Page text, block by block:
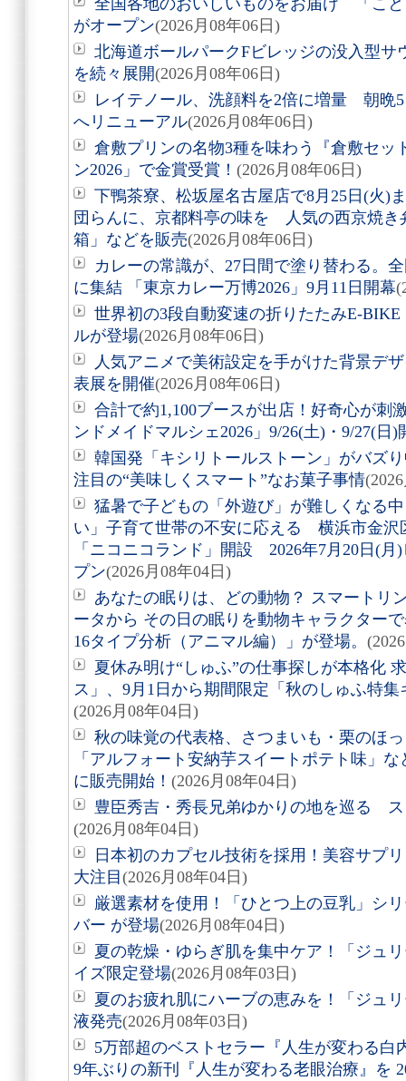
全国各地のおいしいものをお届け 「こ
がオープン(2026月08年06日)
北海道ボールパークFビレッジの没入型サ
を続々展開(2026月08年06日)
レイテノール、洗顔料を2倍に増量 朝晩
へリニューアル(2026月08年06日)
倉敷プリンの名物3種を味わう『倉敷セッ
ン2026」で金賞受賞！ (2026月08年06日)
下鴨茶寮、松坂屋名古屋店で8月25日(火)
団らんに、京都料亭の味を 人気の西京焼き
箱」などを販売(2026月08年06日)
カレーの常識が、27日間で塗り替わる。
に集結 「東京カレー万博2026」9月11日開幕
世界初の3段自動変速の折りたたみE-
ルが登場(2026月08年06日)
人気アニメで美術設定を手がけた背景デ
表展を開催(2026月08年06日)
合計で約1,100ブースが出店！好奇心が
ンドメイドマルシェ2026」9/26(土)・9/27(日)
韓国発「キシリトールストーン」がバズ
注目の“美味しくスマート”なお菓子事情
猛暑で子どもの「外遊び」が難しくなる
い」子育て世帯の不安に応える 横浜市金沢
「ニコニコランド」開設 2026年7月20日(
プン(2026月08年04日)
あなたの眠りは、どの動物？ スマートリ
ータから その日の眠りを動物キャラクター
16タイプ分析（アニマル編）」が登場。
夏休み明け“しゅふ”の仕事探しが本格化
ス」、9月1日から期間限定「秋のしゅふ特
(2026月08年04日)
秋の味覚の代表格、さつまいも・栗のほ
「アルフォート安納芋スイートポテト味」
に販売開始！ (2026月08年04日)
豊臣秀吉・秀長兄弟ゆかりの地を巡る
(2026月08年04日)
日本初のカプセル技術を採用！美容サプ
大注目 (2026月08年04日)
厳選素材を使用！「ひとつ上の豆乳」シ
バー が登場(2026月08年04日)
夏の乾燥・ゆらぎ肌を集中ケア！「ジュ
イズ限定登場(2026月08年03日)
夏のお疲れ肌にハーブの恵みを！「ジュ
液発売(2026月08年03日)
5万部超のベストセラー『人生が変わる白
9年ぶりの新刊『人生が変わる老眼治療』を